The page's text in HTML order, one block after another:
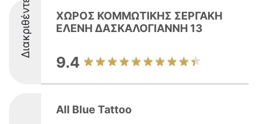
Διακριθέντες
ΧΩΡΟΣ ΚΟΜΜΩΤΙΚΗΣ ΣΕΡΓΑΚΗ
ΕΛΕΝΗ ΔΑΣΚΑΛΟΓΙΑΝΝΗ 13
9.4
All Blue Tattoo